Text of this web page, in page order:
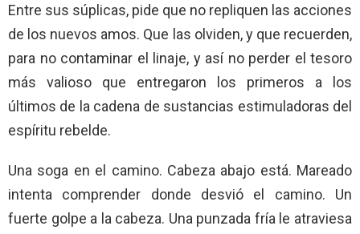
Entre sus súplicas, pide que no repliquen las acciones
de los nuevos amos. Que las olviden, y que recuerden,
para no contaminar el linaje, y así no perder el tesoro
más valioso que entregaron los primeros a los
últimos de la cadena de sustancias estimuladoras del
espíritu rebelde.
Una soga en el camino. Cabeza abajo está. Mareado
intenta comprender donde desvió el camino. Un
fuerte golpe a la cabeza. Una punzada fría le atraviesa